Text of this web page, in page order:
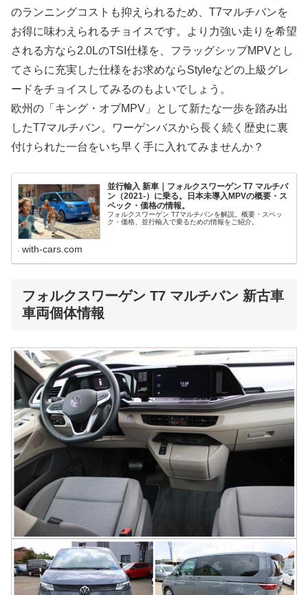
のランニングコストも抑えられるため、T7マルチバンを
お得に味わえられるチョイスです。より力強い走りを希望
される方なら2.0LのTSI仕様を、フラッグシップMPVとし
てさらに充実した仕様をお求めならStyleなどの上級グレ
ードをチョイスしてみるのもよいでしょう。
欧州の「キング・オブMPV」として新たな一歩を踏み出
したT7マルチバン。ワーゲンバスから長く続く歴史に裏
付けられた一台をいち早く手に入れてみませんか？
並行輸入 新車｜フォルクスワーゲン T7 マルチバ
ン（2021-）に乗る。日本未導入MPVの概要・ス
ペック・価格の情報。
フォルクスワーゲン T7マルチバンを解説。概要・スペッ
ク・価格、並行輸入で乗るための情報をご紹介。
with-cars.com
フォルクスワーゲン T7 マルチバン 新古車
車両個体情報